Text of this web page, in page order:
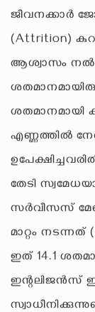
ജീവനക്കാർ
(Attrition)
ആശ്വാസം
ശതമാനമായി
എണ്ണത്തിൽ
തേടി
സർവീസസ്
മാറ്റം
ഇത് 14.1
ഇന്റലിജൻസ്